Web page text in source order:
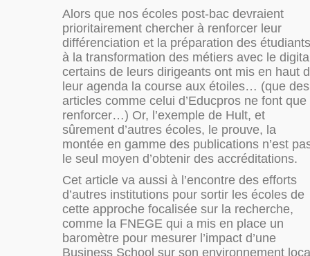
Alors que nos écoles post-bac devraient
prioritairement chercher à renforcer leur
différenciation et la préparation des étudiants
à la transformation des métiers avec le
certains de leurs dirigeants ont mis en haut
leur agenda la course aux étoiles… (que des
articles comme celui d’Educpros ne font que
renforcer…) Or, l’exemple de Hult, et
sûrement d’autres écoles, le prouve, la
montée en gamme des publications n’est
le seul moyen d’obtenir des accréditations.
Cet article va aussi à l’encontre des efforts
d’autres institutions pour sortir les écoles de
cette approche focalisée sur la recherche,
comme la FNEGE qui a mis en place un
baromètre pour mesurer l’impact d’une
Business School sur son environnement